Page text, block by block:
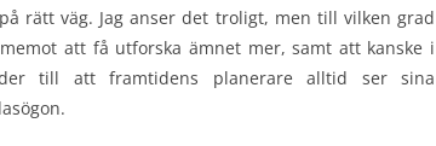
rätt väg. Jag anser det troligt, men till vilken grad
att få utforska ämnet mer, samt att kanske i
till att framtidens planerare alltid ser sina